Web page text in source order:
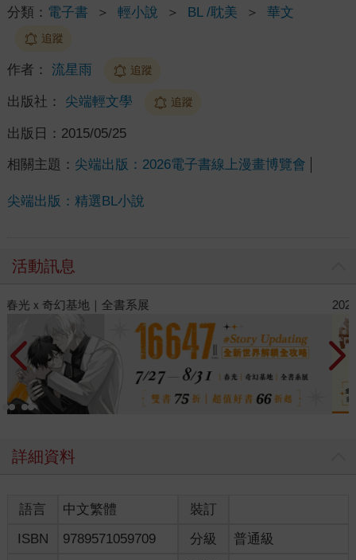
分類： 電子書 ＞ 輕小說 ＞ BL /耽美 ＞ 華文
追蹤
作者： 流星雨 追蹤
出版社： 尖端輕文學 追蹤
出版日： 2015/05/25
相關主題： 尖端出版：2026電子書線上漫畫博覽會
尖端出版：精選BL小說
活動訊息
2026金石堂暑假漫博〈你好，我吃一點〉第二波
詳細資料
語言 中文繁體
裝訂
ISBN
9789571059709 分級 普通級